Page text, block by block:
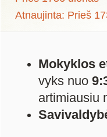
Atnaujinta: Prieš
Mokyklos
vyks nuo
artimiausiu